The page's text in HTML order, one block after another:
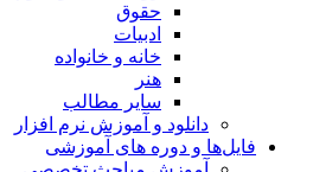
حقوق
ادبیات
خانه و خانواده
هنر
سایر مطالب
دانلود و آموزش نرم افزار
فایل‌ها و دوره های آموزشی